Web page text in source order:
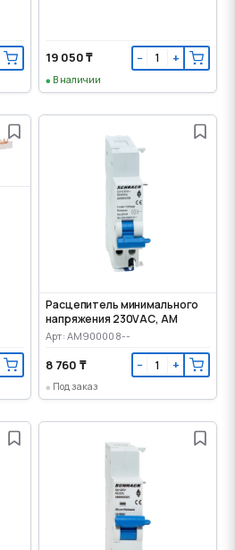
19 050 ₸ − +
В наличии
Расцепитель минимального
напряжения 230VАС, AM
Арт: AM900008--
8 760 ₸ − +
Под заказ